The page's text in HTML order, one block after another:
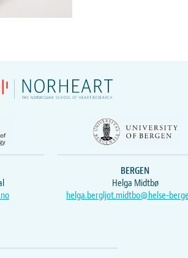
BERGEN
Helga Midtbø
helga.bergljot.midtbo@helse-